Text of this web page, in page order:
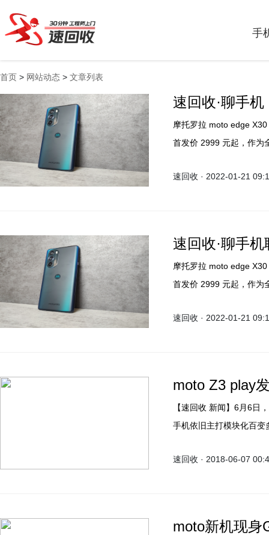
手
首页 > 网站动态 > 文章列表
速回收·聊手
摩托罗拉 moto edge
首发价 2999 元起，作为
别的“屏下摄像版”。
速回收 · 2022-01-21
速回收·聊手
摩托罗拉 moto edge
首发价 2999 元起，作为
别的“屏下摄像版”。
速回收 · 2022-01-21
moto Z3 play
【速回收 新闻】6月6日，摩托罗拉正式发布了moto Z3 Play这款模块化新机。这款
手机依旧主打模块化百
速回收 · 2018-06-07
moto新机现身